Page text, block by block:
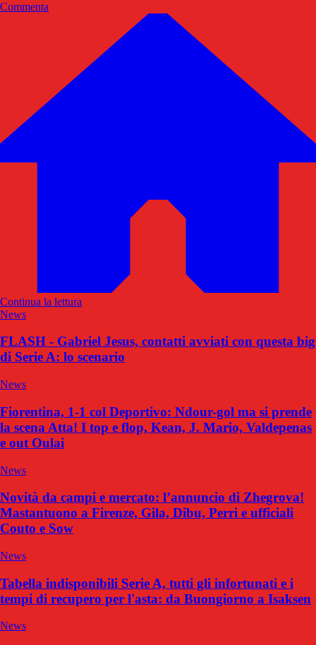
Commenta
Continua la lettura
News
FLASH - Gabriel Jesus, contatti avviati con questa big
di Serie A: lo scenario
News
Fiorentina, 1-1 col Deportivo: Ndour-gol ma si prende
la scena Atta! I top e flop, Kean, J. Mario, Valdepenas
e out Oulai
News
Novità da campi e mercato: l’annuncio di Zhegrova!
Mastantuono a Firenze, Gila, Dibu, Perri e ufficiali
Couto e Sow
News
Tabella indisponibili Serie A, tutti gli infortunati e i
tempi di recupero per l'asta: da Buongiorno a Isaksen
News